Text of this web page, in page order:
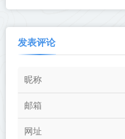
发表评论